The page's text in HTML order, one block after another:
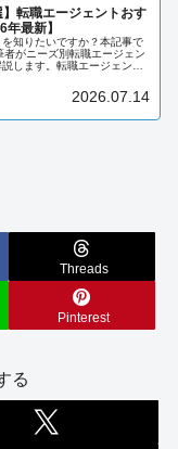
】転職エージェントおす
最新】
知りたいですか？本記事で
がニーズ別転職エージェン
します。転職エージェント
2026.07.14
Threads
Pinterest
る